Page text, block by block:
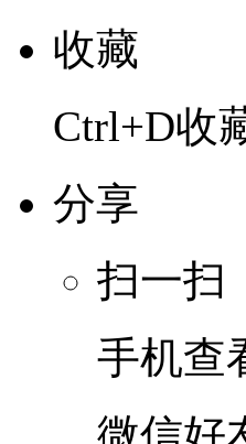
收藏
Ctrl+D收
分享
扫一扫
手机查